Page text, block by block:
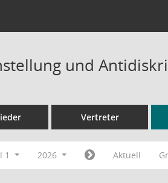
und
Vertreter
1 2026 Aktuell